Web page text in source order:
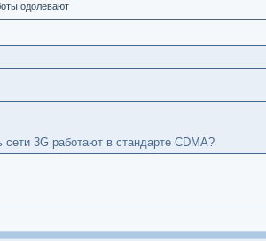
одолевают
3G работают в стандарте CDMA?